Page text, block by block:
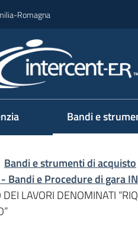
Romagna
Bandi e
Bandi e strumenti di acquisto
Bandi e Procedure di gara IN
DEI LAVORI DENOMINATI